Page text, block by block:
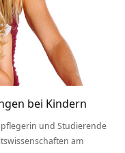
bei Kindern
und Studierende
am